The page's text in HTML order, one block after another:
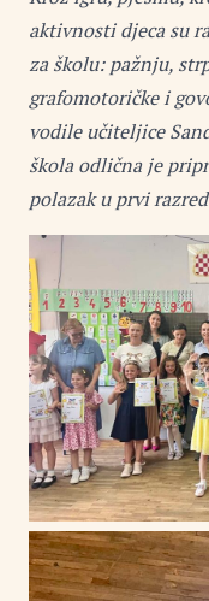
aktivnosti djeca su
za školu: pažnju,
grafomotoričke i
vodile učiteljice
škola odlična je
polazak u prvi